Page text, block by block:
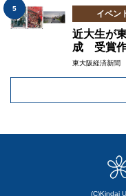
5
イベン
近大生が
成 受賞作
東大阪経済新
(C)Kindai